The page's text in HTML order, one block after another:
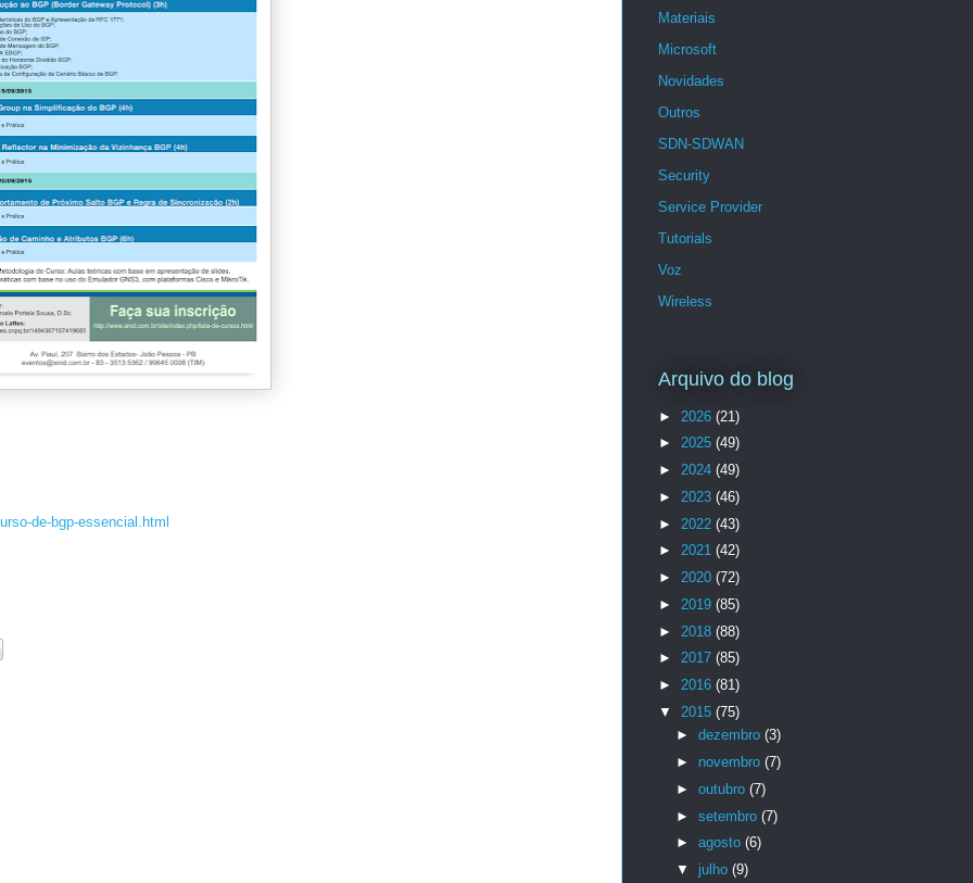
de-bgp-essencial.html
Materiais
Microsoft
Novidades
Outros
SDN-SDWAN
Security
Service Provider
Tutorials
Voz
Wireless
Arquivo do blog
► 2026 (21)
► 2025 (49)
► 2024 (49)
► 2023 (46)
► 2022 (43)
► 2021 (42)
► 2020 (72)
► 2019 (85)
► 2018 (88)
► 2017 (85)
► 2016 (81)
▼ 2015 (75)
► dezembro (3)
► novembro (7)
► outubro (7)
► setembro (7)
► agosto (6)
▼ julho (9)